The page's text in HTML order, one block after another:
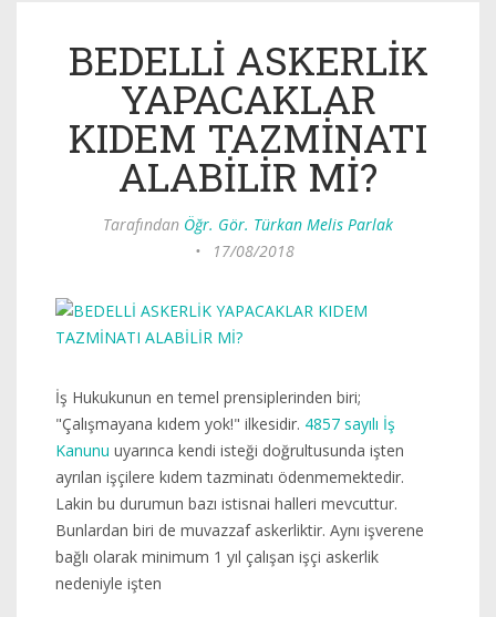
BEDELLİ ASKERLİK
YAPACAKLAR
KIDEM TAZMİNATI
ALABİLİR Mİ?
Tarafından Öğr. Gör. Türkan Melis Parlak
•
17/08/2018
İş Hukukunun en temel prensiplerinden biri;
"Çalışmayana kıdem yok!" ilkesidir. 4857 sayılı İş
Kanunu uyarınca kendi isteği doğrultusunda işten
ayrılan işçilere kıdem tazminatı ödenmemektedir.
Lakin bu durumun bazı istisnai halleri mevcuttur.
Bunlardan biri de muvazzaf askerliktir. Aynı işverene
bağlı olarak minimum 1 yıl çalışan işçi askerlik
nedeniyle işten